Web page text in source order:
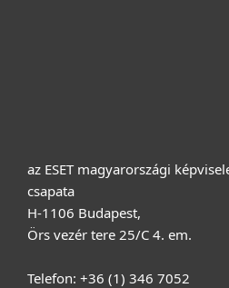
az ESET magyarországi
csapata
H-1106 Budapest,
Örs vezér tere 25/C 4. em.
Telefon: +36 (1) 346 7052